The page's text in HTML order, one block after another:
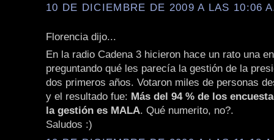
10 DE DICIEMBRE DE 2009 A LAS 10:06
Florencia dijo...
En la radio Cadena 3 hicieron hace un rato una
preguntando qué les parecía la gestión de la
dos primeros años. Votaron miles de personas
y el resultado fue: Más del 94 % de los
la gestión es MALA. Qué numerito, no?.
Saludos :)